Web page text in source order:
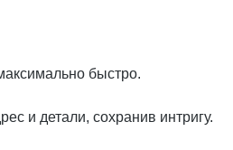
быстро.
и детали, сохранив интригу.